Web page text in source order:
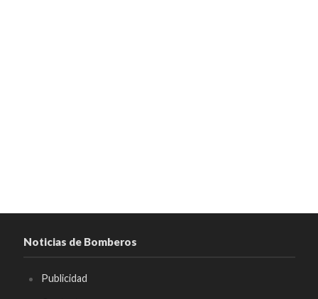
Noticias de Bomberos
Publicidad